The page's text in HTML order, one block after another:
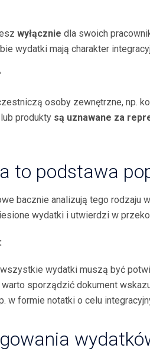
wyłącznie dla swoich
wydatki mają charakter
osoby zewnętrzne, np.
produkty są uznawane za
to podstawa
bacznie analizują tego rodzaju
wydatki i utwierdzi w
wydatki muszą być
sporządzić dokument
w formie notatki o celu